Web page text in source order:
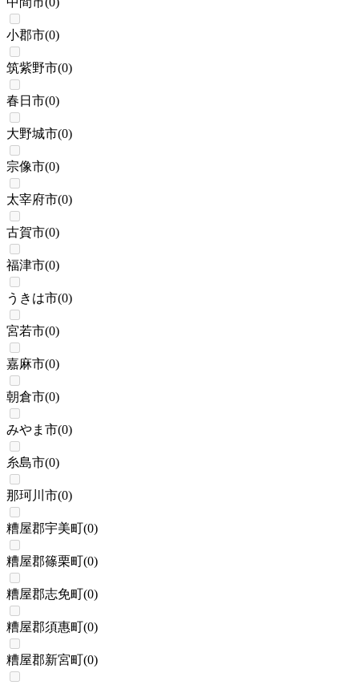
小郡市(0)
筑紫野市(0)
春日市(0)
大野城市(0)
宗像市(0)
太宰府市(0)
古賀市(0)
福津市(0)
うきは市(0)
宮若市(0)
嘉麻市(0)
朝倉市(0)
みやま市(0)
糸島市(0)
那珂川市(0)
糟屋郡宇美町(0)
糟屋郡篠栗町(0)
糟屋郡志免町(0)
糟屋郡須惠町(0)
糟屋郡新宮町(0)